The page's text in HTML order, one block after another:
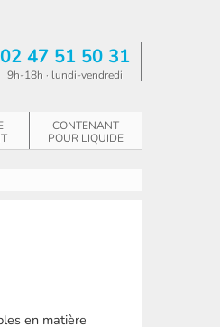
02 47 51 50 31
9h-18h · lundi-vendredi
CONTENANT
POUR LIQUIDE
en matière